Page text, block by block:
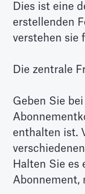
Dies ist eine
erstellenden
verstehen sie
Die zentrale
Geben Sie
enthalten ist.
Halten Sie es
Abonnement,